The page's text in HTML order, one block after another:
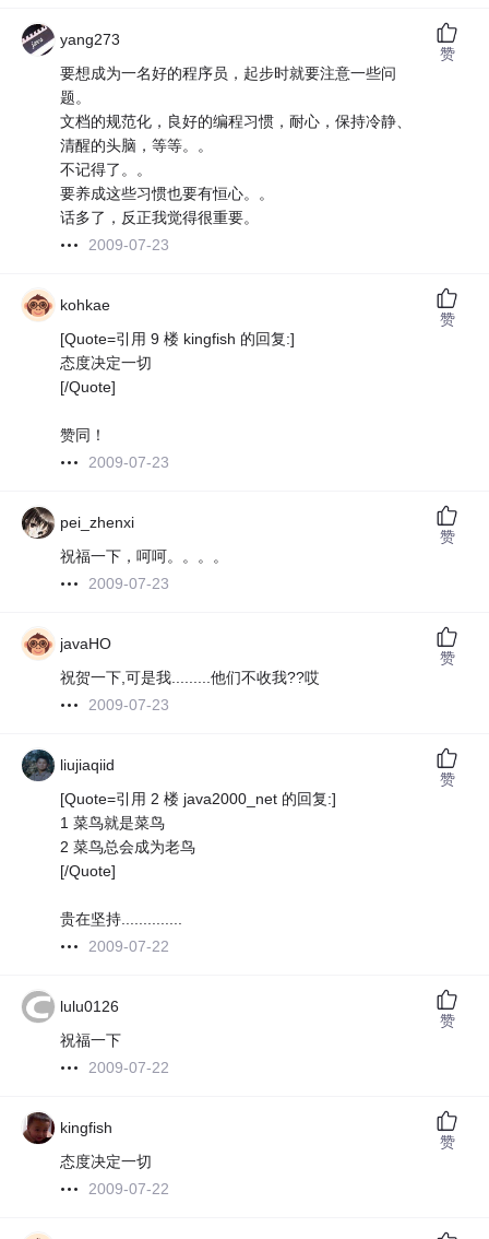
yang273
要想成为一名好的程序员，起步时就要注意一些问
题。
文档的规范化，良好的编程习惯，耐心，保持冷静、
清醒的头脑，等等。。
不记得了。。
要养成这些习惯也要有恒心。。
话多了，反正我觉得很重要。
2009-07-23
赞
kohkae
[Quote=引用 9 楼 kingfish 的回复:]
态度决定一切
[/Quote]
赞同！
2009-07-23
赞
pei_zhenxi
祝福一下，呵呵。。。。
2009-07-23
赞
javaHO
祝贺一下,可是我.........他们不收我??哎
2009-07-23
赞
liujiaqiid
[Quote=引用 2 楼 java2000_net 的回复:]
1 菜鸟就是菜鸟
2 菜鸟总会成为老鸟
[/Quote]
贵在坚持..............
2009-07-22
赞
lulu0126
祝福一下
2009-07-22
赞
kingfish
态度决定一切
2009-07-22
赞